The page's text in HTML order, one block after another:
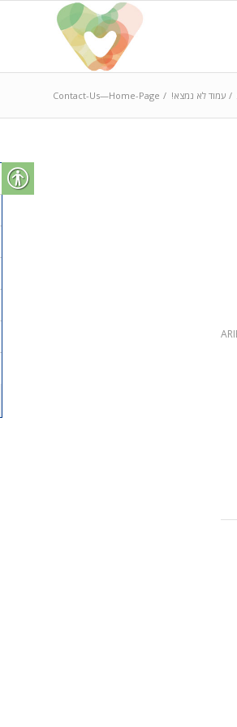
/ עמוד לא נמצא! /
Contact-Us—Home-Page